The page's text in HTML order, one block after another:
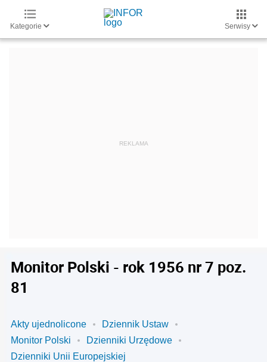
Kategorie Serwisy
Monitor Polski - rok 1956 nr 7 poz.
81
Akty ujednolicone
Dziennik Ustaw
Monitor Polski
Dzienniki Urzędowe
Dzienniki Unii Europejskiej